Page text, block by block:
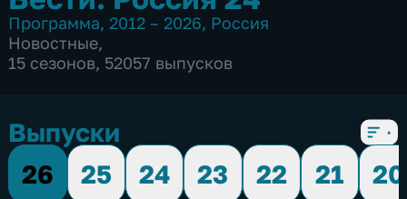
Программа, 2012 – 2026, Россия
Новостные,
15 сезонов, 52057 выпусков
Выпуски
26
25 24 23 22 21
20